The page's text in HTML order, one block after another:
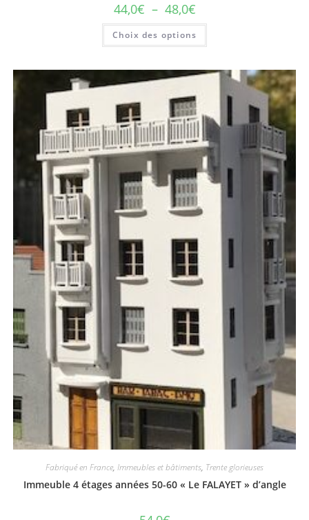
44,0€ – 48,0€
Choix des options
Fabriqué en France, Immeubles et bâtiments, Trente glorieuses
Immeuble 4 étages années 50-60 « Le FALAYET » d’angle